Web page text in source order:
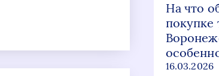
На что
покупке
16.03.2026